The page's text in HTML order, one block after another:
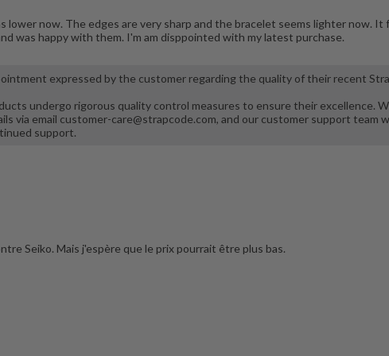
lower now. The edges are very sharp and the bracelet seems lighter now.
was happy with them. I'm am disppointed with my latest purchase.
expressed by the customer regarding the quality of their recent
undergo rigorous quality control measures to ensure their excellence.
via email customer-care@strapcode.com, and our customer support
support.
Seiko. Mais j'espère que le prix pourrait être plus bas.